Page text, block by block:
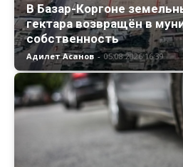
В Базар-Коргоне
гектара возвращён в
собственность
Адилет Асанов - 05.08.2026 16:39